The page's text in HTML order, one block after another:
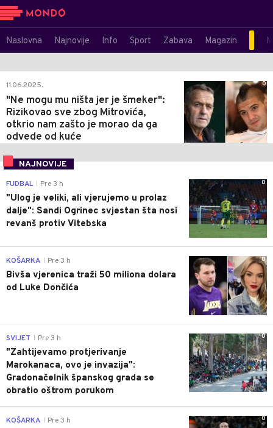
Naslovna Najnovije Info Sport Zabava Magazin
11.06.2025.
"Ne mogu mu ništa jer je šmeker":
Rizikovao sve zbog Mitrovića,
otkrio nam zašto je morao da ga
odvede od kuće
0
NAJNOVIJE
0
FUDBAL Pre 3 h
"Ulog je veliki, ali vjerujemo u prolaz
dalje": Sandi Ogrinec svjestan šta nosi
revanš protiv Vitebska
0
KOŠARKA Pre 3 h
Bivša vjerenica traži 50 miliona dolara
od Luke Dončića
0
SVIJET Pre 3 h
"Zahtijevamo protjerivanje
Marokanaca, ovo je invazija":
Gradonačelnik španskog grada se
obratio oštrom porukom
0
KOŠARKA Pre 3 h